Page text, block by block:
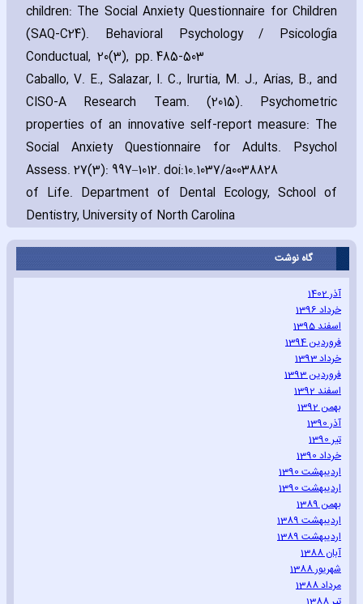
children: The Social Anxiety Questionnaire for Children
(SAQ-C24). Behavioral Psychology / Psicología
Conductual‚ 20(3)‚ pp. 485-503
Caballo‚ V. E.‚ Salazar‚ I. C.‚ Irurtia‚ M. J.‚ Arias‚ B.‚ and
CISO-A Research Team. (2015). Psychometric
properties of an innovative self-report measure: The
Social Anxiety Questionnaire for Adults. Psychol
Assess. 27(3): 997–1012. doi:10.1037/a0038828
of Life. Department of Dental Ecology‚ School of
Dentistry‚ University of North Carolina
گاه نوشت
آذر 1402
خرداد 1396
اسفند 1395
فروردین 1394
خرداد 1393
فروردین 1393
اسفند 1392
بهمن 1392
آذر 1390
تیر 1390
خرداد 1390
اردیبهشت 1390
اردیبهشت 1390
بهمن 1389
اردیبهشت 1389
اردیبهشت 1389
آبان 1388
شهریور 1388
مرداد 1388